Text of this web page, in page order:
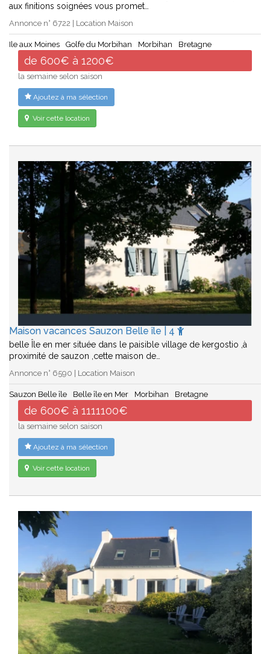
aux finitions soignées vous promet…
Annonce n° 6722 | Location Maison
Ile aux Moines Golfe du Morbihan Morbihan Bretagne
de 600€ à 1200€
la semaine selon saison
Ajoutez à ma sélection
Voir cette location
Maison vacances Sauzon Belle île | 4
belle Île en mer située dans le paisible village de kergostio ,à
proximité de sauzon ,cette maison de…
Annonce n° 6590 | Location Maison
Sauzon Belle île Belle île en Mer Morbihan Bretagne
de 600€ à 1111100€
la semaine selon saison
Ajoutez à ma sélection
Voir cette location